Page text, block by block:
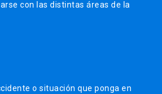
con las distintas áreas de la
o situación que ponga en